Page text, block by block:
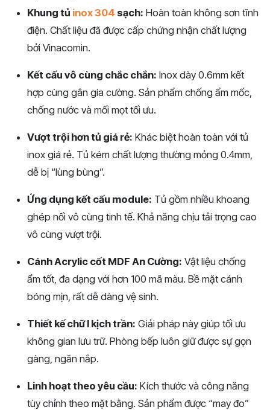
Khung tủ inox 304 sạch: Hoàn toàn không sơn tĩnh
điện. Chất liệu đã được cấp chứng nhận chất lượng
bởi Vinacomin.
Kết cấu vô cùng chắc chắn: Inox dày 0.6mm kết
hợp cùng gân gia cường. Sản phẩm chống ẩm mốc,
chống nước và mối mọt tối ưu.
Vượt trội hơn tủ giá rẻ: Khác biệt hoàn toàn với tủ
inox giá rẻ. Tủ kém chất lượng thường mỏng 0.4mm,
dễ bị “lùng bùng”.
Ứng dụng kết cấu module: Tủ gồm nhiều khoang
ghép nối vô cùng tinh tế. Khả năng chịu tải trọng cao
vô cùng vượt trội.
Cánh Acrylic cốt MDF An Cường: Vật liệu chống
ẩm tốt, đa dạng với hơn 100 mã màu. Bề mặt cánh
bóng mịn, rất dễ dàng vệ sinh.
Thiết kế chữ I kịch trần: Giải pháp này giúp tối ưu
không gian lưu trữ. Phòng bếp luôn giữ được sự gọn
gàng, ngăn nắp.
Linh hoạt theo yêu cầu: Kích thước và công năng
tùy chỉnh theo mặt bằng. Sản phẩm được “may đo”